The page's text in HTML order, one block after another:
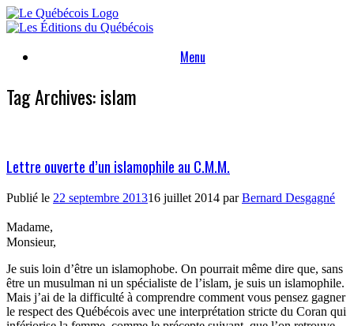
Skip
to
Menu
Tag Archives:islam
Lettre ouverte d’un islamophile au C.M.M.
Publié le 22 septembre 201316 juillet 2014 parBernard Desgagné
Madame,
Monsieur,
Je suis loin d’être un islamophobe. On pourrait même dire que, sans
être un musulman ni un spécialiste de l’islam, je suis un islamophile.
Mais j’ai de la difficulté à comprendre comment vous pensez gagner
le respect des Québécois avec une interprétation stricte du Coran qui